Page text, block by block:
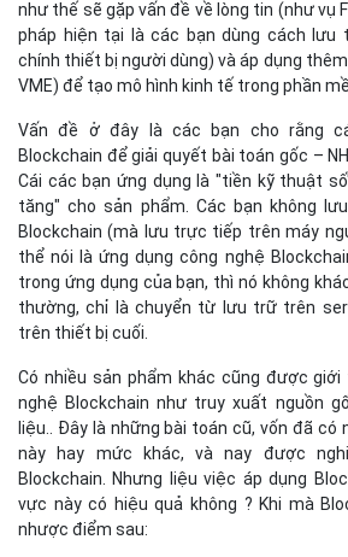
trong ứng dụng của bạn, thì nó không
thường, chỉ là chuyển từ lưu trữ trên
trên thiết bị cuối.
Có nhiều sản phẩm khác cũng được giới
nghệ Blockchain như truy xuất nguồn
liệu.. Đây là những bài toán cũ, vốn đã có
này hay mức khác, và nay được
Blockchain. Nhưng liệu việc áp dụng
vực này có hiệu quả không ? Khi mà
nhược điểm sau:
1. Thông tin lưu
và không thể sửa
Người ta nói đến đặc điểm này của
điểm nổi trội của công nghệ này. Chúng
trị cốt lõi của Blockchain khi áp dụng vào
áp dụng vào một ứng dụng khác thì sao ?
– Truy xuất nguồn gốc có cần lưu trữ
Liệu ngày hôm nay tôi có muốn biết 5